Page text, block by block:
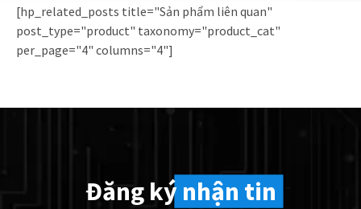
[hp_related_posts title="Sản phẩm liên quan"
post_type="product" taxonomy="product_cat"
per_page="4" columns="4"]
Đăng ký nhận tin